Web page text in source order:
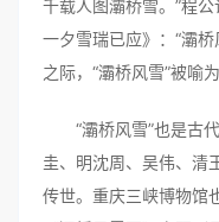
千载人图灞桥雪。”程
一夕雪瑞已应》：“灞
之际，“灞桥风雪”被喻
“灞桥风雪”也是古代
圭、明沈周、吴伟、清
传世。重庆三峡博物馆